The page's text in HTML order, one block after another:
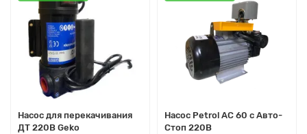
Насос для перекачивания
ДТ 220В Geko
Насос Petrol AC 60 с Авто-
Стоп 220В